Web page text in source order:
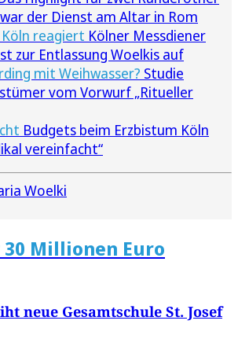
der Dienst am Altar in Rom
reagiert Kölner Messdiener
zur Entlassung Woelkis auf
mit Weihwasser? Studie
vom Vorwurf „Ritueller
Budgets beim Erzbistum Köln
vereinfacht“
Woelki
Millionen Euro
neue Gesamtschule St. Josef